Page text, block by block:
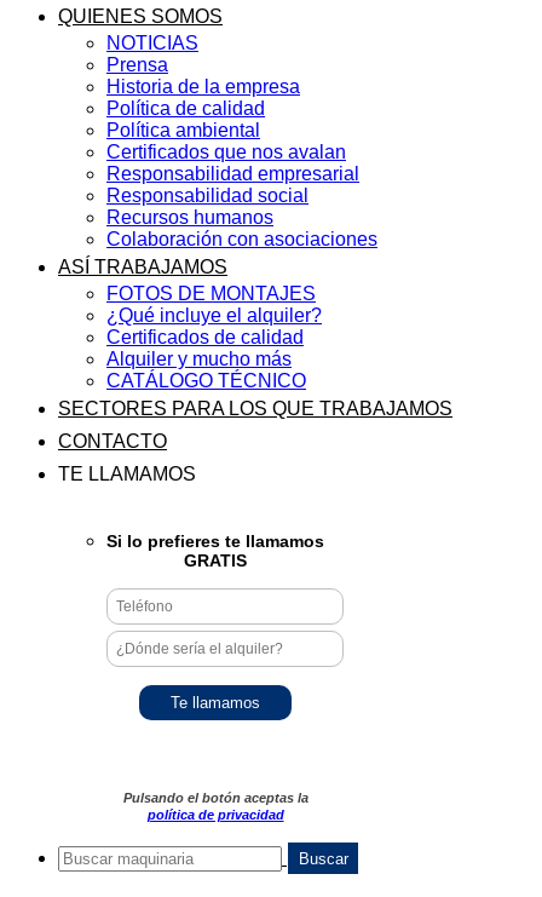
QUIENES SOMOS
NOTICIAS
Prensa
Historia de la empresa
Política de calidad
Política ambiental
Certificados que nos avalan
Responsabilidad empresarial
Responsabilidad social
Recursos humanos
Colaboración con asociaciones
ASÍ TRABAJAMOS
FOTOS DE MONTAJES
¿Qué incluye el alquiler?
Certificados de calidad
Alquiler y mucho más
CATÁLOGO TÉCNICO
SECTORES PARA LOS QUE TRABAJAMOS
CONTACTO
TE LLAMAMOS
Si lo prefieres te llamamos
GRATIS
Pulsando el botón aceptas la
política de privacidad